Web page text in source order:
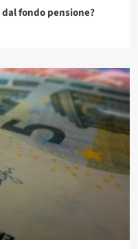
fondo pensione?